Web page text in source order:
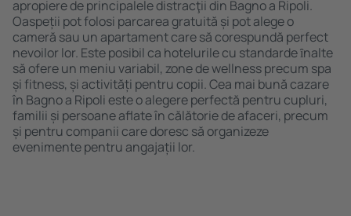
apropiere de principalele distracţii din Bagno a Ripoli.
Oaspeții pot folosi parcarea gratuită și pot alege o
cameră sau un apartament care să corespundă perfect
nevoilor lor. Este posibil ca hotelurile cu standarde ȋnalte
să ofere un meniu variabil, zone de wellness precum spa
și fitness, și activități pentru copii. Cea mai bună cazare
în Bagno a Ripoli este o alegere perfectă pentru cupluri,
familii și persoane aflate în călătorie de afaceri, precum
și pentru companii care doresc să organizeze
evenimente pentru angajații lor.